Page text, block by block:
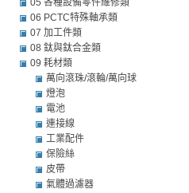
05 各種設備零件維修類
06 PCTC特殊軸承類
07 加工件類
08 鈦與鈦合金類
09 耗材類
萬向滾珠/滾輪/萬向球
燈泡
電池
連接線
工業配件
保險絲
皮帶
氣體過濾器